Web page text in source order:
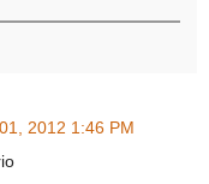
2012 1:46 PM